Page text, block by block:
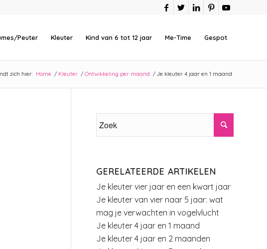
Peuter Kleuter Kind van 6 tot 12 jaar Me-Time Gespot
zich hier: Home / Kleuter / Ontwikkeling per maand / Je kleuter 4 jaar en 1 maand
GERELATEERDE ARTIKELEN
Je kleuter vier jaar en een kwart jaar
Je kleuter van vier naar 5 jaar: wat
mag je verwachten in vogelvlucht
Je kleuter 4 jaar en 1 maand
Je kleuter 4 jaar en 2 maanden